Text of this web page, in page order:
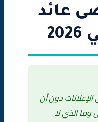
عائد
دون أن
وما الذي لا